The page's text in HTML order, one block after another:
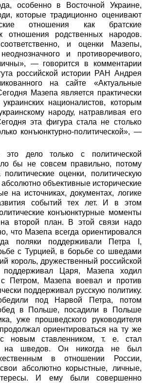
особенно в Восточной Украине,
которые традиционно оценивают
отношения как братские
отношения родственных народов.
и оценки Мазепы,
и противоречивого,
— говорится в комментарии
российской истории РАН Андрея
на сайте «Актуальные
Мазепа является практически
националистов, которым
народу, натравливая его
эта фигура стала не столько
конъюнктурно-политической», —
это дело только с политической
бы не совсем правильно, потому
оценки, политическую
абсолютно объективные исторические
на источниках, документах, логике
событий тех лет. И в этом
конъюнктурные моменты
на второй план. В этой связи надо
что Мазепа всегда ориентировался
поляки поддерживали Петра I,
с Турцией, в борьбе со шведами
король, дружественный российской
поддерживал Царя, Мазепа ходил
Петром, Мазепа воевал и против
поддерживал русскую политику.
под Нарвой Петра, потом
в Польше, посадили в Польше
уже прошведского руководителя
ориентироваться на ту же
новым ставленником, т. е. стал
на шведов. Он никогда не был
в отношении России,
абсолютно корыстные, личные,
И ему были совершенно